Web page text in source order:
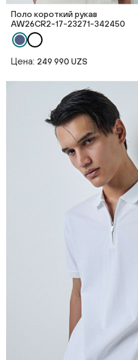
Поло короткий рукав
AW26CR2-17-23271-342450
Цена: 249 990 UZS